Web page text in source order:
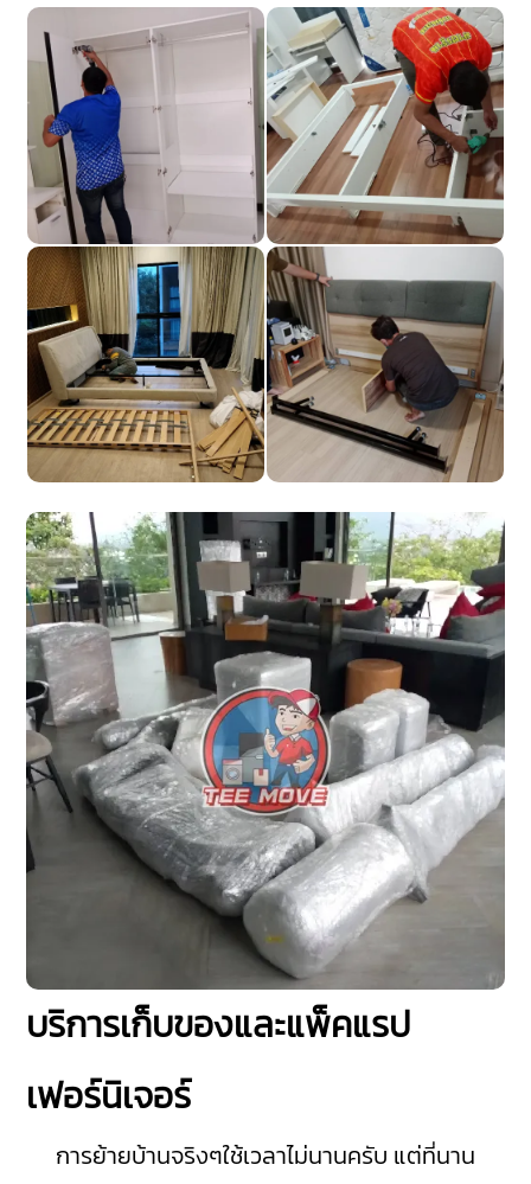
บริการเก็บของและแพ็คแรป
เฟอร์นิเจอร์
การย้ายบ้านจริงๆใช้เวลาไม่นานครับ แต่ที่นาน